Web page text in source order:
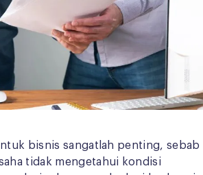
bisnis sangatlah penting, sebab
tidak mengetahui kondisi